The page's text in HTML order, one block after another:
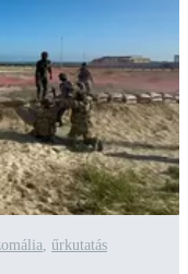
űrkutatás